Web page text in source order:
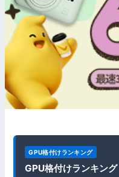
GPU格付けランキング
GPU格付けランキン